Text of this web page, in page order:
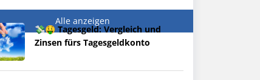
Alle anzeigen
💸🤑 Tagesgeld: Vergleich und
Zinsen fürs Tagesgeldkonto